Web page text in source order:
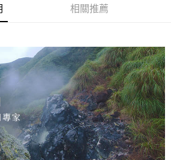
，依約使用本公司帳單繳交帳款。
付你分期」之契約關係目的，商店將以您的個人
址）提供予台灣大哥大進項蒐集、處理及利用，
帳單所需資料之確認、核對及更正。
以下連結：
https://oppay.tw/userRule
到繳費通知簡訊。
天內，點擊此簡訊中的連結，可透過四大超商／
式進行付款，方視為交易完成。
意取消之訂單仍視為有效，需透過AFTEE先享
先享後付 」之結帳頁面顯示為準，若有關於
消欲退款等相關疑問，請聯繫「AFTEE先享後付
support/home
公司提供之「AFTEE先享後付」服務完成之交
提供個人資料，並將交易相關給付款項請求債
公司。
請瀏覽以下網址：
含以上)免運費
含以上)免運費
含以上)免運費
相關推薦